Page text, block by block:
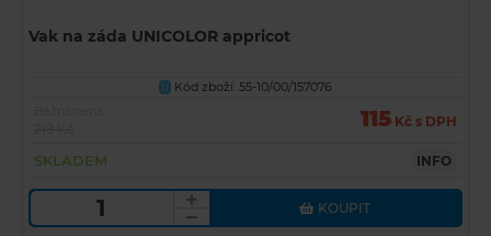
Vak na záda UNICOLOR appricot
U
Kód zboží: 55-10/00/157076
115 Kč s DPH
SKLADEM INFO
KOUPIT